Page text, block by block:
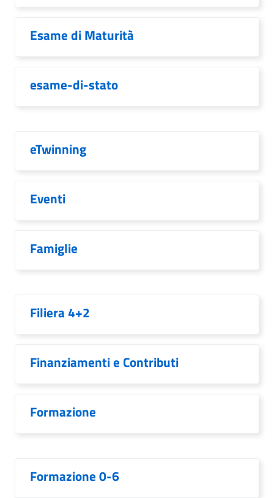
Esame di Maturità
esame-di-stato
eTwinning
Eventi
Famiglie
Filiera 4+2
Finanziamenti e Contributi
Formazione
Formazione 0-6